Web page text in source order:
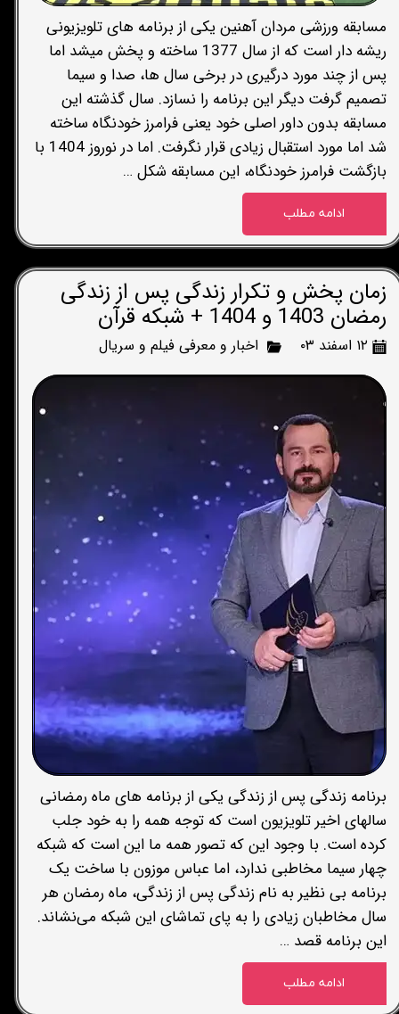
مسابقه ورزشی مردان آهنین یکی از برنامه های تلویزیونی
ریشه دار است که از سال 1377 ساخته و پخش میشد اما
پس از چند مورد درگیری در برخی سال ها، صدا و سیما
تصمیم گرفت دیگر این برنامه را نسازد. سال گذشته این
مسابقه بدون داور اصلی خود یعنی فرامرز خودنگاه ساخته
شد اما مورد استقبال زیادی قرار نگرفت. اما در نوروز 1404 با
بازگشت فرامرز خودنگاه، این مسابقه شکل …
ادامه مطلب
زمان پخش و تکرار زندگی پس از زندگی
رمضان 1403 و 1404 + شبکه قرآن
۱۲ اسفند ۰۳ اخبار و معرفی فیلم و سریال
برنامه زندگی پس از زندگی یکی از برنامه های ماه رمضانی
سالهای اخیر تلویزیون است که توجه همه را به خود جلب
کرده است. با وجود این که تصور همه ما این است که شبکه
چهار سیما مخاطبی ندارد، اما عباس موزون با ساخت یک
برنامه بی نظیر به نام زندگی پس از زندگی، ماه رمضان هر
سال مخاطبان زیادی را به پای تماشای این شبکه می‌نشاند.
این برنامه قصد …
ادامه مطلب